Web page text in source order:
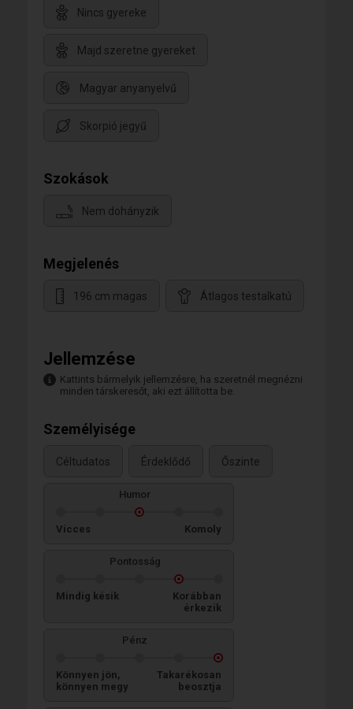
Nincs gyereke
Majd szeretne gyereket
Magyar anyanyelvű
Skorpió jegyű
Szokások
Nem dohányzik
Megjelenés
196 cm magas Átlagos testalkatú
Jellemzése
Kattints bármelyik jellemzésre, ha szeretnél megnézni
minden társkeresőt, aki ezt állította be.
Személyisége
Céltudatos Érdeklődő Őszinte
Humor
Vicces Komoly
Pontosság
Mindig késik
Korábban
érkezik
Pénz
Könnyen jön,
könnyen megy
Takarékosan
beosztja